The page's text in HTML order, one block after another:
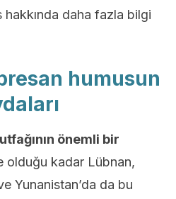
daha fazla bilgi
humusun
önemli bir
olduğu kadar Lübnan,
Yunanistan’da da bu